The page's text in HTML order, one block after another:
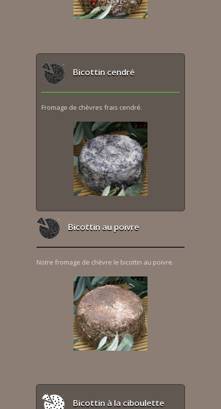
Bicottin cendré
Fromage de chèvres frais cendré.
Bicottin au poivre
Notre fromage de chèvre le bicottin au poivre.
Bicottin à la ciboulette